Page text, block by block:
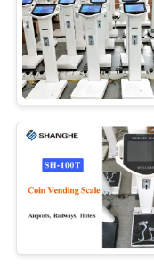
แผนผัง
เว็บไซต์
PRIVACY
POLICY